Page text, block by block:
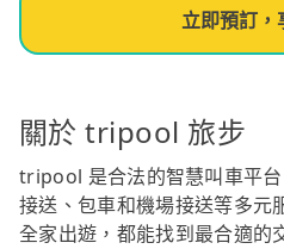
立即預訂，
關於 tripool 旅步
tripool 是合法的智慧叫車平
接送、包車和機場接送等多元
全家出遊，都能找到最合適的